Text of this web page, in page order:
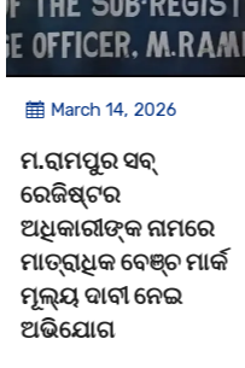
March 14, 2026
ଚିତାବାଘ ର ନଖ ଜବତ
ତିନି ଯୁବକ ଗିରଫ ଓ
କୋର୍ଟ ଚାଲାଣ
କଳାହାଣ୍ଡି,୧୪|୩(ପ୍ୟାରିଲାଲ
ଦୁର୍ଗା ଙ୍କ ରିପୋର୍ଟ):ବେଆଇନ